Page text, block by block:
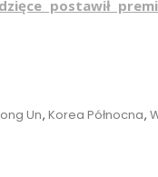
postawił
Un, Korea Północna,